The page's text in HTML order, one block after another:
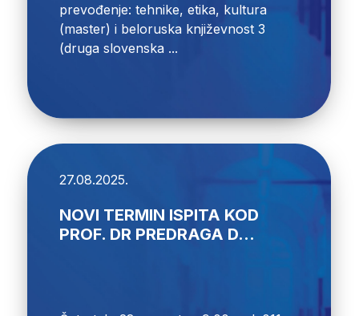
prevođenje: tehnike, etika, kultura
(master) i beloruska književnost 3
(druga slovenska ...
27.08.2025.
NOVI TERMIN ISPITA KOD
PROF. DR PREDRAGA D...